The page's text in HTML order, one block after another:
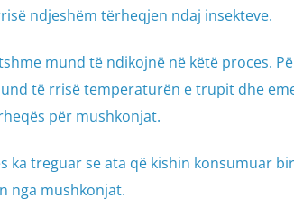
ndjeshëm tërheqjen ndaj insekteve.
mund të ndikojnë në këtë proces.
të rrisë temperaturën e trupit dhe
për mushkonjat.
ka treguar se ata që kishin konsumuar
nga mushkonjat.